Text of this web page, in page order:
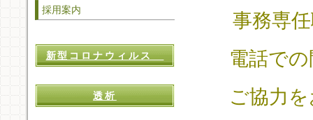
事務専
電話での
ご協力を
採用案内
新型コロナウィルス
透析